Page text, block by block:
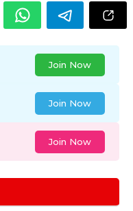
Join Now
Join Now
Join Now